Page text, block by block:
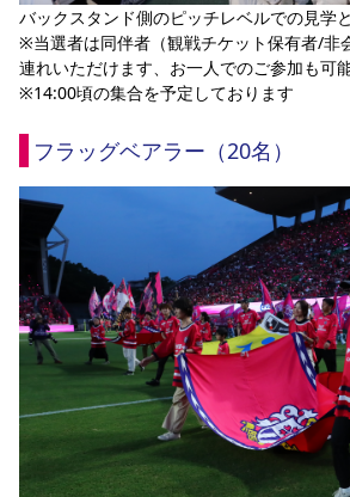
バックスタンド側のピッチレベルでの見学
※当選者は同伴者（観戦チケット保有者/非
連れいただけます、お一人でのご参加も可
※14:00頃の集合を予定しております
フラッグベアラー（20名）